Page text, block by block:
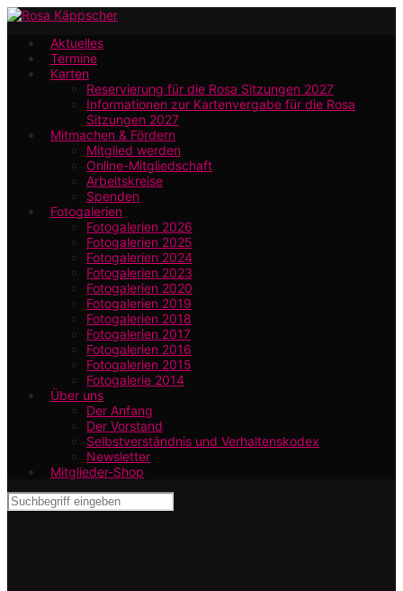
Zum
Hauptinhalt
springen
Aktuelles
Termine
Karten
Reservierung für die Rosa Sitzungen 2027
Informationen zur Kartenvergabe für die Rosa
Sitzungen 2027
Mitmachen & Fördern
Mitglied werden
Online-Mitgliedschaft
Arbeitskreise
Spenden
Fotogalerien
Fotogalerien 2026
Fotogalerien 2025
Fotogalerien 2024
Fotogalerien 2023
Fotogalerien 2020
Fotogalerien 2019
Fotogalerien 2018
Fotogalerien 2017
Fotogalerien 2016
Fotogalerien 2015
Fotogalerie 2014
Über uns
Der Anfang
Der Vorstand
Selbstverständnis und Verhaltenskodex
Newsletter
Mitglieder-Shop